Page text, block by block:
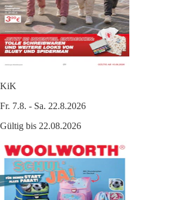
KiK
Fr. 7.8. - Sa. 22.8.2026
Gültig bis 22.08.2026